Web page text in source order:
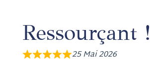
Ressourçant !
25 Mai 2026